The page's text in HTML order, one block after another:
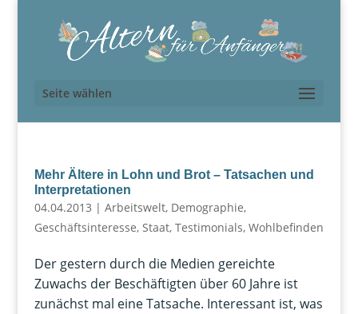
Seite wählen
Mehr Ältere in Lohn und Brot – Tatsachen und
Interpretationen
04.04.2013 | Arbeitswelt, Demographie,
Geschäftsinteresse, Staat, Testimonials, Wohlbefinden
Der gestern durch die Medien gereichte
Zuwachs der Beschäftigten über 60 Jahre ist
zunächst mal eine Tatsache. Interessant ist, was